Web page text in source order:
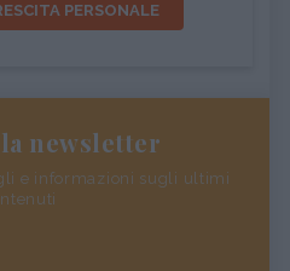
PERSONALE
newsletter
e informazioni sugli ultimi